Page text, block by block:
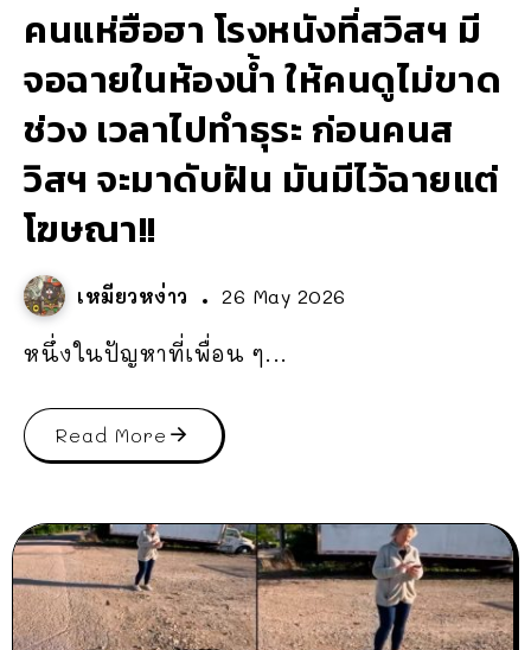
คนแห่ฮือฮา โรงหนังที่สวิสฯ มี
จอฉายในห้องน้ำ ให้คนดูไม่ขาด
ช่วง เวลาไปทำธุระ ก่อนคนส
วิสฯ จะมาดับฝัน มันมีไว้ฉายแต่
โฆษณา!!
เหมียวหง่าว 26 May 2026
หนึ่งในปัญหาที่เพื่อน ๆ...
Read More